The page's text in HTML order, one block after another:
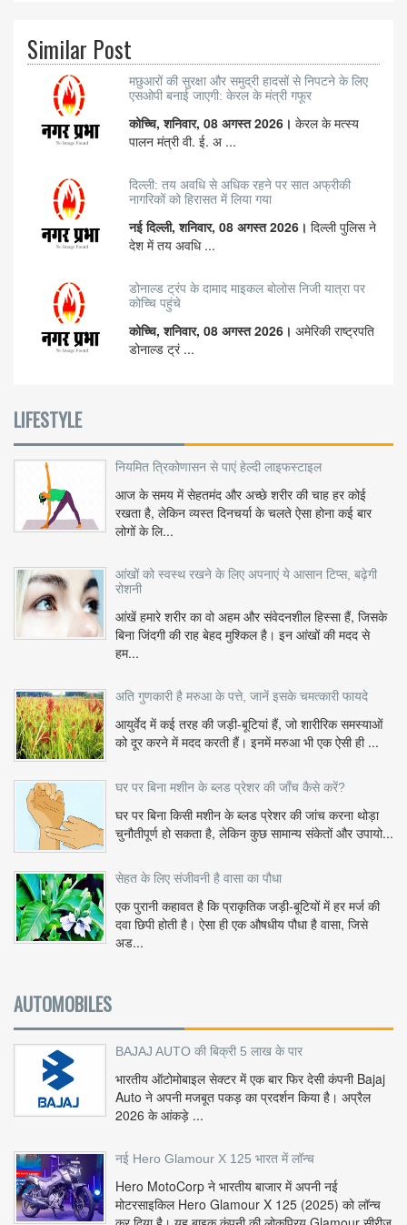
Similar Post
मछुआरों की सुरक्षा और समुद्री हादसों से निपटने के लिए
एसओपी बनाई जाएगी: केरल के मंत्री गफूर
कोच्चि, शनिवार, 08 अगस्त 2026। केरल के मत्स्य
पालन मंत्री वी. ई. अ ...
दिल्ली: तय अवधि से अधिक रहने पर सात अफ्रीकी
नागरिकों को हिरासत में लिया गया
नई दिल्ली, शनिवार, 08 अगस्त 2026। दिल्ली पुलिस ने
देश में तय अवधि ...
डोनाल्ड ट्रंप के दामाद माइकल बोलोस निजी यात्रा पर
कोच्चि पहुंचे
कोच्चि, शनिवार, 08 अगस्त 2026। अमेरिकी राष्ट्रपति
डोनाल्ड ट्रं ...
LIFESTYLE
नियमित त्रिकोणासन से पाएं हेल्दी लाइफस्टाइल
आज के समय में सेहतमंद और अच्छे शरीर की चाह हर कोई
रखता है, लेकिन व्यस्त दिनचर्या के चलते ऐसा होना कई बार
लोगों के लि...
आंखों को स्वस्थ रखने के लिए अपनाएं ये आसान टिप्स, बढ़ेगी
रोशनी
आंखें हमारे शरीर का वो अहम और संवेदनशील हिस्सा हैं, जिसके
बिना जिंदगी की राह बेहद मुश्किल है। इन आंखों की मदद से
हम...
अति गुणकारी है मरुआ के पत्ते, जानें इसके चमत्कारी फायदे
आयुर्वेद में कई तरह की जड़ी-बूटियां हैं, जो शारीरिक समस्याओं
को दूर करने में मदद करती हैं। इनमें मरुआ भी एक ऐसी ही ...
घर पर बिना मशीन के ब्लड प्रेशर की जाँच कैसे करें?
घर पर बिना किसी मशीन के ब्लड प्रेशर की जांच करना थोड़ा
चुनौतीपूर्ण हो सकता है, लेकिन कुछ सामान्य संकेतों और उपायो...
सेहत के लिए संजीवनी है वासा का पौधा
एक पुरानी कहावत है कि प्राकृतिक जड़ी-बूटियों में हर मर्ज की
दवा छिपी होती है। ऐसा ही एक औषधीय पौधा है वासा, जिसे
अड...
AUTOMOBILES
BAJAJ AUTO की बिक्री 5 लाख के पार
भारतीय ऑटोमोबाइल सेक्टर में एक बार फिर देसी कंपनी Bajaj
Auto ने अपनी मजबूत पकड़ का प्रदर्शन किया है। अप्रैल
2026 के आंकड़े ...
नई Hero Glamour X 125 भारत में लॉन्च
Hero MotoCorp ने भारतीय बाजार में अपनी नई
मोटरसाइकिल Hero Glamour X 125 (2025) को लॉन्च